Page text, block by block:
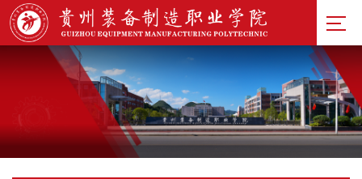
校徽
校训
校园
校园建